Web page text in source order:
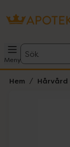
Meny
Sök
Hem Hårvård